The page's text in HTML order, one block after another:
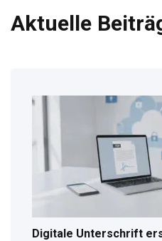
Aktuelle
Digitale Unterschrift